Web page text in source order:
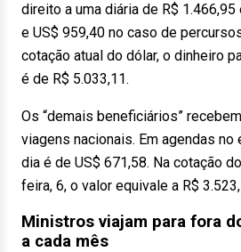
direito a uma diária de R$
e US$ 959,40 no caso de
cotação atual do dólar, o dinheiro
é de R$ 5.033,11.
Os “demais beneficiários”
viagens nacionais. Em agendas no
dia é de US$ 671,58. Na cotação
feira, 6, o valor equivale a R$
Ministros viajam para fora
a cada mês